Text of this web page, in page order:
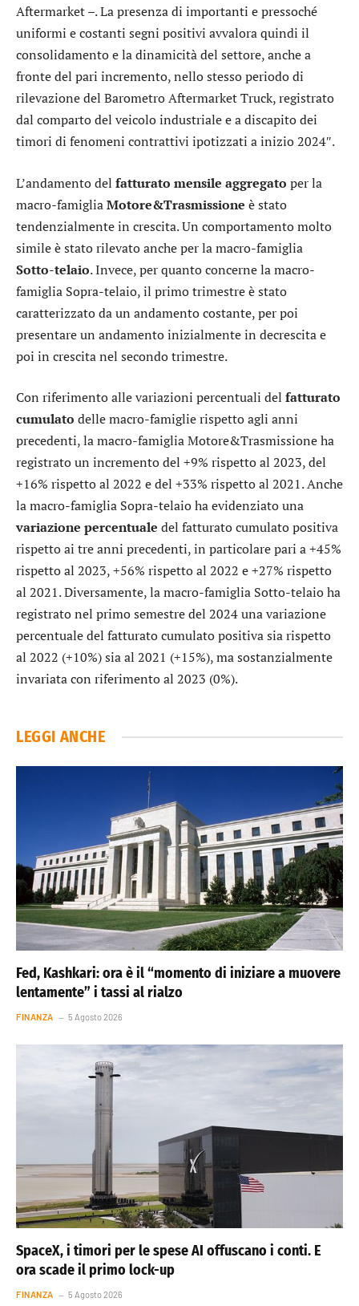
Aftermarket –. La presenza di importanti e pressoché
uniformi e costanti segni positivi avvalora quindi il
consolidamento e la dinamicità del settore, anche a
fronte del pari incremento, nello stesso periodo di
rilevazione del Barometro Aftermarket Truck, registrato
dal comparto del veicolo industriale e a discapito dei
timori di fenomeni contrattivi ipotizzati a inizio 2024″.
L’andamento del fatturato mensile aggregato per la
macro-famigliaMotore&Trasmissione è stato
tendenzialmente in crescita. Un comportamento molto
simile è stato rilevato anche per la macro-famiglia
Sotto-telaio. Invece, per quanto concerne la macro-
famiglia Sopra-telaio, il primo trimestre è stato
caratterizzato da un andamento costante, per poi
presentare un andamento inizialmente in decrescita e
poi in crescita nel secondo trimestre.
Con riferimento alle variazioni percentuali del fatturato
cumulato delle macro-famiglie rispetto agli anni
precedenti, la macro-famiglia Motore&Trasmissione ha
registrato un incremento del +9% rispetto al 2023, del
+16% rispetto al 2022 e del +33% rispetto al 2021. Anche
la macro-famiglia Sopra-telaio ha evidenziato una
variazione percentuale del fatturato cumulato positiva
rispetto ai tre anni precedenti, in particolare pari a +45%
rispetto al 2023, +56% rispetto al 2022 e +27% rispetto
al 2021. Diversamente, la macro-famiglia Sotto-telaio ha
registrato nel primo semestre del 2024 una variazione
percentuale del fatturato cumulato positiva sia rispetto
al 2022 (+10%) sia al 2021 (+15%), ma sostanzialmente
invariata con riferimento al 2023 (0%).
LEGGI ANCHE
Fed, Kashkari: ora è il “momento di iniziare a muovere
lentamente” i tassi al rialzo
FINANZA 5 Agosto 2026
SpaceX, i timori per le spese AI offuscano i conti. E
ora scade il primo lock-up
FINANZA 5 Agosto 2026